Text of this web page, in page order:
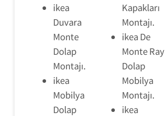
ikea
Duvara
Monte
Dolap
Montajı.
ikea
Mobilya
Dolap
Kapakları
Montajı.
ikea De
Monte Ray
Dolap
Mobilya
Montajı.
ikea